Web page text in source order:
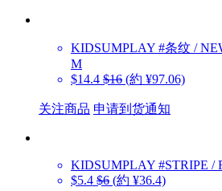
KIDSUMPLAY #条纹 /
M
$14.4 $16 (約 ¥97.06)
关注商品 申请到货通知
KIDSUMPLAY #STRIPE
$5.4 $6 (約 ¥36.4)